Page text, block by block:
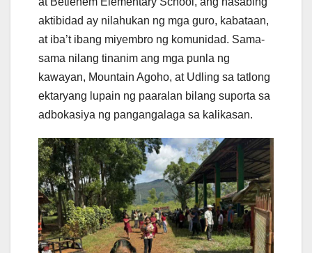
aktibidad ay nilahukan ng mga guro, kabataan,
at iba’t ibang miyembro ng komunidad. Sama-
sama nilang tinanim ang mga punla ng
kawayan, Mountain Agoho, at Udling sa tatlong
ektaryang lupain ng paaralan bilang suporta sa
adbokasiya ng pangangalaga sa kalikasan.